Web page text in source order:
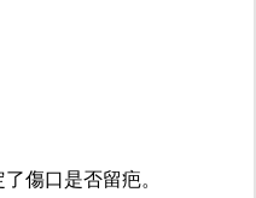
傷口是否留疤。